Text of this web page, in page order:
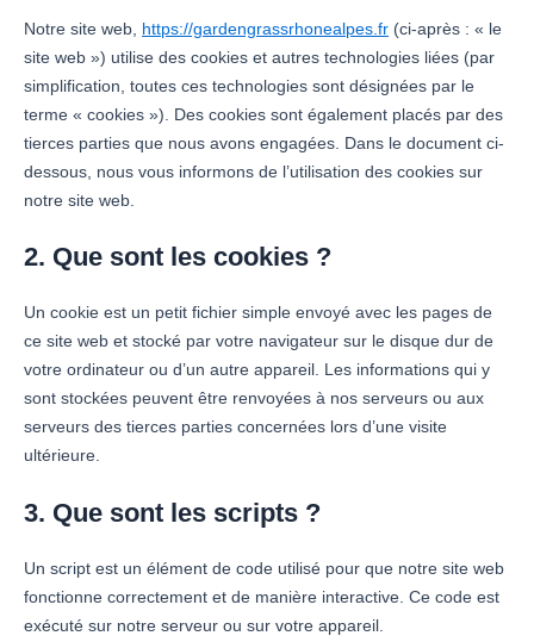
Notre site web, https://gardengrassrhonealpes.fr (ci-après : « le
site web ») utilise des cookies et autres technologies liées (par
simplification, toutes ces technologies sont désignées par le
terme « cookies »). Des cookies sont également placés par des
tierces parties que nous avons engagées. Dans le document ci-
dessous, nous vous informons de l’utilisation des cookies sur
notre site web.
2. Que sont les cookies ?
Un cookie est un petit fichier simple envoyé avec les pages de
ce site web et stocké par votre navigateur sur le disque dur de
votre ordinateur ou d’un autre appareil. Les informations qui y
sont stockées peuvent être renvoyées à nos serveurs ou aux
serveurs des tierces parties concernées lors d’une visite
ultérieure.
3. Que sont les scripts ?
Un script est un élément de code utilisé pour que notre site web
fonctionne correctement et de manière interactive. Ce code est
exécuté sur notre serveur ou sur votre appareil.